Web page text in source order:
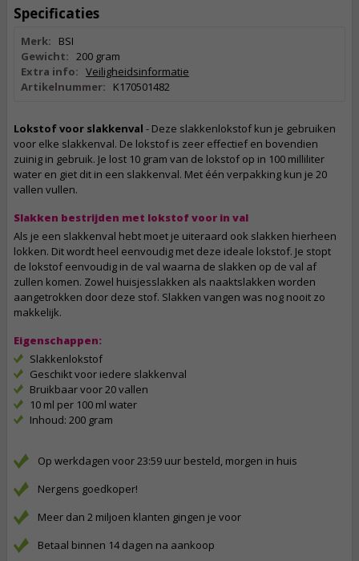
Specificaties
Merk:
BSI
Gewicht: 200 gram
Extra info: Veiligheidsinformatie
Artikelnummer:
K170501482
Lokstof voor slakkenval - Deze slakkenlokstof kun je gebruiken
voor elke slakkenval. De lokstof is zeer effectief en bovendien
zuinig in gebruik. Je lost 10 gram van de lokstof op in 100 milliliter
water en giet dit in een slakkenval. Met één verpakking kun je 20
vallen vullen.
Slakken bestrijden met lokstof voor in val
Als je een slakkenval hebt moet je uiteraard ook slakken hierheen
lokken. Dit wordt heel eenvoudig met deze ideale lokstof. Je stopt
de lokstof eenvoudig in de val waarna de slakken op de val af
zullen komen. Zowel huisjesslakken als naaktslakken worden
aangetrokken door deze stof. Slakken vangen was nog nooit zo
makkelijk.
Eigenschappen:
Slakkenlokstof
Geschikt voor iedere slakkenval
Bruikbaar voor 20 vallen
10 ml per 100 ml water
Inhoud: 200 gram
Op werkdagen voor 23:59 uur besteld, morgen in huis
Nergens goedkoper!
Meer dan 2 miljoen klanten gingen je voor
Betaal binnen 14 dagen na aankoop